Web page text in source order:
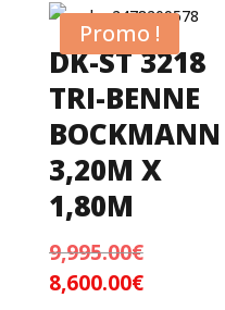
9,400.00€.
Promo !
DK-ST 3218
TRI-BENNE
BOCKMANN
3,20M X
1,80M
9,995.00€Le
prix
8,600.00€Le